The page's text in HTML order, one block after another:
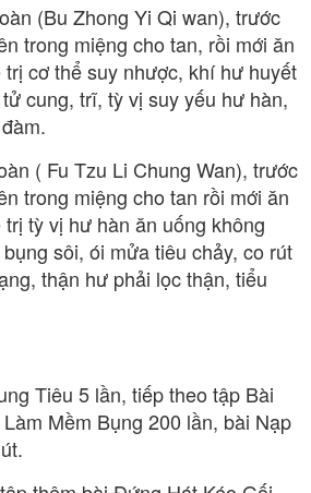
(Bu Zhong Yi Qi wan), trước
trong miệng cho tan, rồi mới ăn
cơ thể suy nhược, khí hư huyết
cung, trĩ, tỳ vị suy yếu hư hàn,
( Fu Tzu Li Chung Wan), trước
trong miệng cho tan rồi mới ăn
tỳ vị hư hàn ăn uống không
sôi, ói mửa tiêu chảy, co rút
thận hư phải lọc thận, tiểu
Tiêu 5 lần, tiếp theo tập Bài
Mềm Bụng 200 lần, bài Nạp